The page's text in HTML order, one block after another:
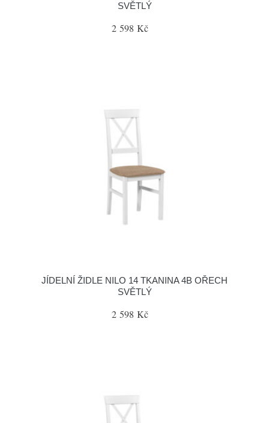
SVĚTLÝ
2 598 Kč
JÍDELNÍ ŽIDLE NILO 14 TKANINA 4B OŘECH
SVĚTLÝ
2 598 Kč